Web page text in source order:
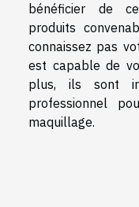
bénéficier de
produits
connaissez pas
est capable de
plus, ils sont
professionnel
maquillage.